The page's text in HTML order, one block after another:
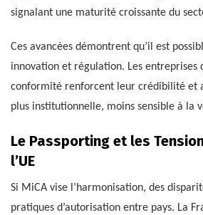
signalant une maturité croissante du
Ces avancées démontrent qu’il est
innovation et régulation. Les entreprises
conformité renforcent leur crédibilité et
plus institutionnelle, moins sensible à la
Le Passporting et les
l’UE
Si MiCA vise l’harmonisation, des
pratiques d’autorisation entre pays. La